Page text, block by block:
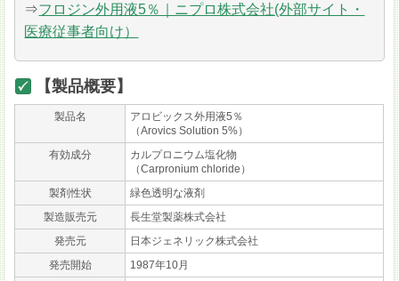
⇒フロジン外用液5％｜ニプロ株式会社(外部サイト・
医療従事者向け）
【製品概要】
製品名
アロビックス外用液5％
（Arovics Solution 5%）
有効成分
カルプロニウム塩化物
（Carpronium chloride）
製剤性状
緑色透明な液剤
製造販売元
長生堂製薬株式会社
発売元
日本ジェネリック株式会社
発売開始
1987年10月